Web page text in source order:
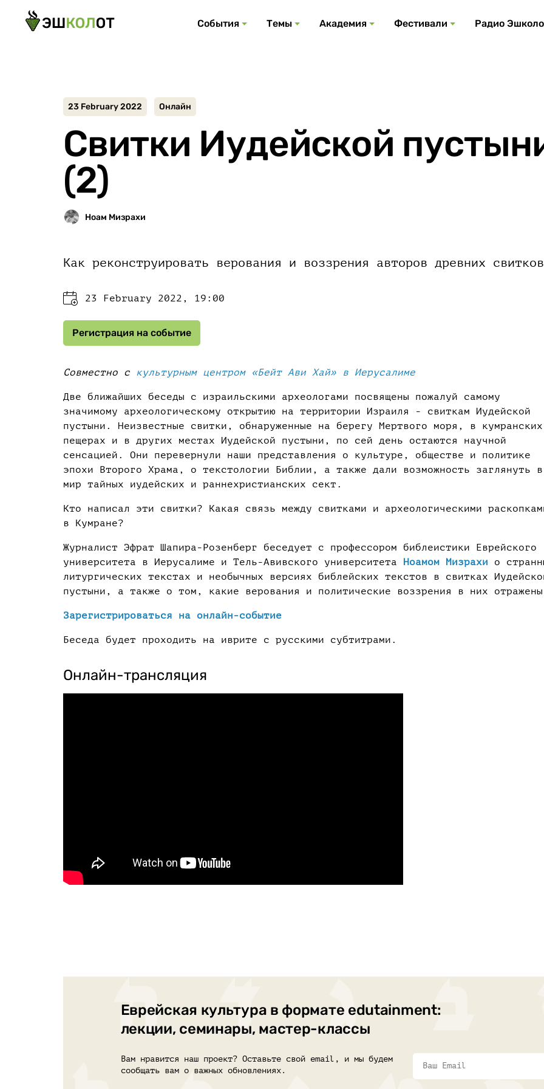
События
Темы
Все темы
Академия
Фестивали
Радио
Свитки Иудейской
(2)
23 February 2022 Онлайн
Как реконструировать верования и воззрения авторов древних
23 February 2022, 19:00
Регистрация на событие
Cовместно с культурным центром «Бейт Ави Хай» в Иерусалиме
Две ближайших беседы с израильскими археологами посвящены пожалуй самому
значимому археологическому открытию на территории Израиля - свиткам Иудейской
пустыни. Неизвестные свитки, обнаруженные на берегу Мертвого моря, в кумранских
пещерах и в других местах Иудейской пустыни, по сей день остаются научной
сенсацией. Они перевернули наши представления о культуре, обществе и политике
эпохи Второго Храма, о текстологии Библии, а также дали возможность заглянуть в
мир тайных иудейских и раннехристианских сект.
Кто написал эти свитки? Какая связь между свитками и археологическими
в Кумране?
Журналист Эфрат Шапира-Розенберг беседует с профессором библеистики Еврейского
университета в Иерусалиме и Тель-Авивского университета Ноамом Мизрахи о
литургических текстах и необычных версиях библейских текстов в свитках
пустыни, а также о том, какие верования и политические воззрения в них
Зарегистрироваться на онлайн-событие
Беседа будет проходить на иврите с русскими субтитрами.
Онлайн-трансляция
Еврейская культура в формате edutainment:
лекции, семинары, мастер-классы
Вам нравится наш проект? Оставьте свой email, и мы будем
сообщать вам о важных обновлениях.